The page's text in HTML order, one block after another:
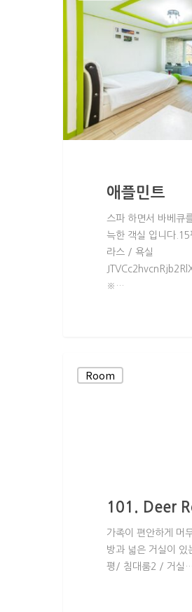
애플민트
스파 하면서 바베큐
늑한 객실 입니다
라스 / 욕실
※…
Room
101. Deer
가족이 편안하게 머
방과 넓은 거실이
평/ 침대룸2 / 거실…